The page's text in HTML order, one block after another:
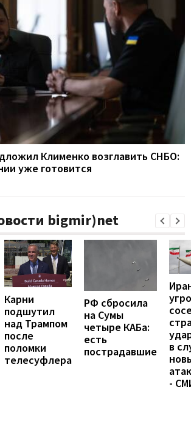
Клименко возглавить СНБО:
уже готовится
bigmir)net
Карни
подшутил
над Трампом
после
поломки
телесуфлера
РФ сбросила
на Сумы
четыре КАБа:
есть
пострадавшие
в
-